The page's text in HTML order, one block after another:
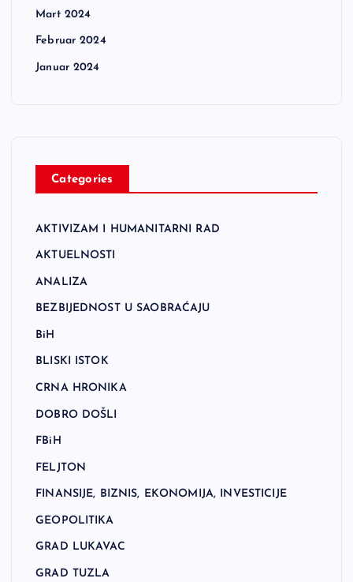
Mart 2024
Februar 2024
Januar 2024
Categories
AKTIVIZAM I HUMANITARNI RAD
AKTUELNOSTI
ANALIZA
BEZBIJEDNOST U SAOBRAĆAJU
BiH
BLISKI ISTOK
CRNA HRONIKA
DOBRO DOŠLI
FBiH
FELJTON
FINANSIJE, BIZNIS, EKONOMIJA, INVESTICIJE
GEOPOLITIKA
GRAD LUKAVAC
GRAD TUZLA